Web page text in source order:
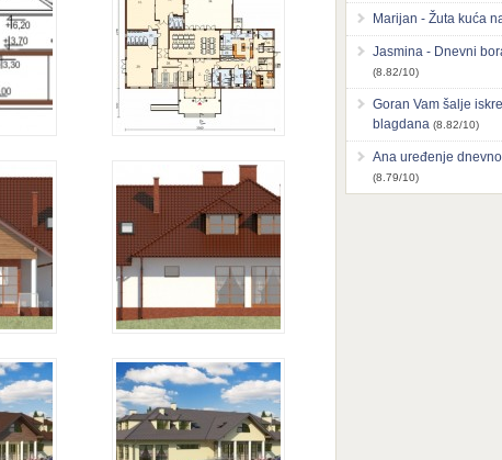
Marijan - Žuta kuća
Jasmina - Dnevni
(8.82/10)
Goran Vam šalje
blagdana (8.82/10)
Ana uređenje
(8.79/10)